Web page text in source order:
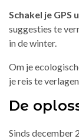
Schakel je
suggesties te
in de winter.
Om je
je reis te
De
Sinds december